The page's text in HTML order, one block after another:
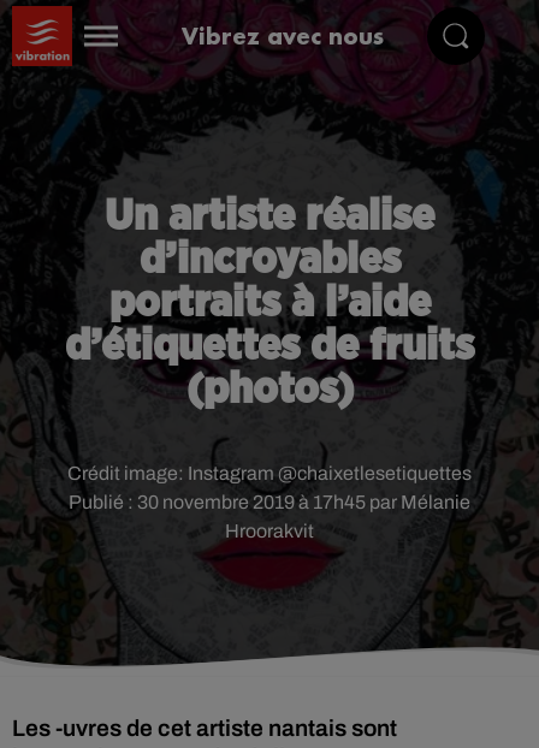
Vibrez avec nous
Un artiste réalise
d’incroyables
portraits à l’aide
d’étiquettes de fruits
(photos)
Publié : 30 novembre 2019 à 17h45 par Mélanie
Hroorakvit
Crédit image: Instagram @chaixetlesetiquettes
Les -uvres de cet artiste nantais sont